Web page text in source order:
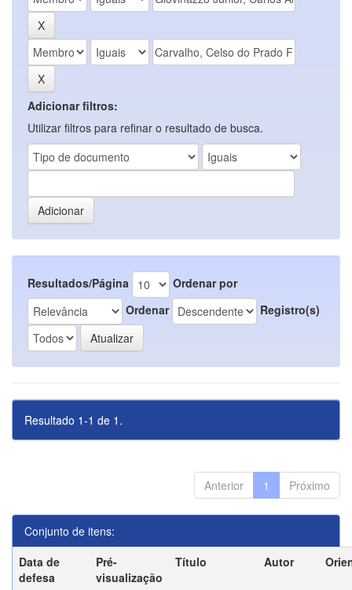
Adicionar filtros:
Utilizar filtros para refinar o resultado de busca.
Resultados/Página
Ordenar por
Ordenar
Registro(s)
Resultado 1-1 de 1.
Anterior 1 Próximo
Conjunto de itens:
Data de
defesa
Pré-
visualização
Título Autor